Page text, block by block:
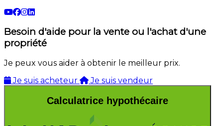
Besoin d'aide pour la vente ou l'achat d'une
propriété
Je peux vous aider à obtenir le meilleur prix.
Je suis acheteur
Je suis vendeur
Calculatrice hypothécaire